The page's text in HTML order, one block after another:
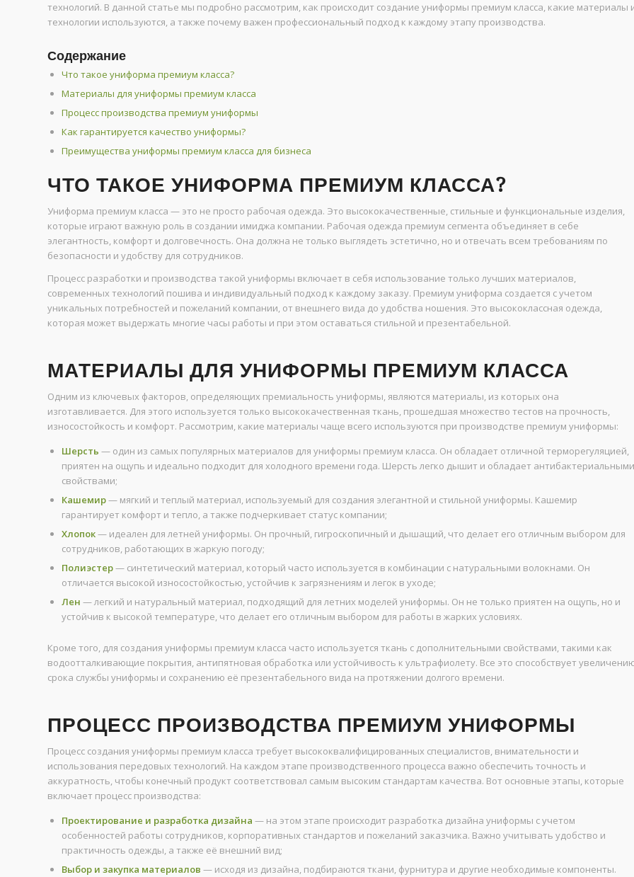
технологий. В данной статье мы подробно рассмотрим, как происходит создание униформы премиум класса, какие материалы
технологии используются, а также почему важен профессиональный подход к каждому этапу производства.
Содержание
Что такое униформа премиум класса?
Материалы для униформы премиум класса
Процесс производства премиум униформы
Как гарантируется качество униформы?
Преимущества униформы премиум класса для бизнеса
ЧТО ТАКОЕ УНИФОРМА ПРЕМИУМ КЛАССА?
Униформа премиум класса — это не просто рабочая одежда. Это высококачественные, стильные и функциональные изделия,
которые играют важную роль в создании имиджа компании. Рабочая одежда премиум сегмента объединяет в себе
элегантность, комфорт и долговечность. Она должна не только выглядеть эстетично, но и отвечать всем требованиям по
безопасности и удобству для сотрудников.
Процесс разработки и производства такой униформы включает в себя использование только лучших материалов,
современных технологий пошива и индивидуальный подход к каждому заказу. Премиум униформа создается с учетом
уникальных потребностей и пожеланий компании, от внешнего вида до удобства ношения. Это высококлассная одежда,
которая может выдержать многие часы работы и при этом оставаться стильной и презентабельной.
МАТЕРИАЛЫ ДЛЯ УНИФОРМЫ ПРЕМИУМ КЛАССА
Одним из ключевых факторов, определяющих премиальность униформы, являются материалы, из которых она
изготавливается. Для этого используется только высококачественная ткань, прошедшая множество тестов на прочность,
износостойкость и комфорт. Рассмотрим, какие материалы чаще всего используются при производстве премиум униформы:
Шерсть — один из самых популярных материалов для униформы премиум класса. Он обладает отличной терморегуляцией,
приятен на ощупь и идеально подходит для холодного времени года. Шерсть легко дышит и обладает антибактериальными
свойствами;
Кашемир— мягкий и теплый материал, используемый для создания элегантной и стильной униформы. Кашемир
гарантирует комфорт и тепло, а также подчеркивает статус компании;
Хлопок— идеален для летней униформы. Он прочный, гигроскопичный и дышащий, что делает его отличным выбором для
сотрудников, работающих в жаркую погоду;
Полиэстер— синтетический материал, который часто используется в комбинации с натуральными волокнами. Он
отличается высокой износостойкостью, устойчив к загрязнениям и легок в уходе;
Лен — легкий и натуральный материал, подходящий для летних моделей униформы. Он не только приятен на ощупь, но и
устойчив к высокой температуре, что делает его отличным выбором для работы в жарких условиях.
Кроме того, для создания униформы премиум класса часто используется ткань с дополнительными свойствами, такими как
водоотталкивающие покрытия, антипятновая обработка или устойчивость к ультрафиолету. Все это способствует
срока службы униформы и сохранению её презентабельного вида на протяжении долгого времени.
ПРОЦЕСС ПРОИЗВОДСТВА ПРЕМИУМ УНИФОРМЫ
Процесс создания униформы премиум класса требует высококвалифицированных специалистов, внимательности и
использования передовых технологий. На каждом этапе производственного процесса важно обеспечить точность и
аккуратность, чтобы конечный продукт соответствовал самым высоким стандартам качества. Вот основные этапы, которые
включает процесс производства:
Проектирование и разработка дизайна — на этом этапе происходит разработка дизайна униформы с учетом
особенностей работы сотрудников, корпоративных стандартов и пожеланий заказчика. Важно учитывать удобство и
практичность одежды, а также её внешний вид;
Выбор и закупка материалов — исходя из дизайна, подбираются ткани, фурнитура и другие необходимые компоненты.